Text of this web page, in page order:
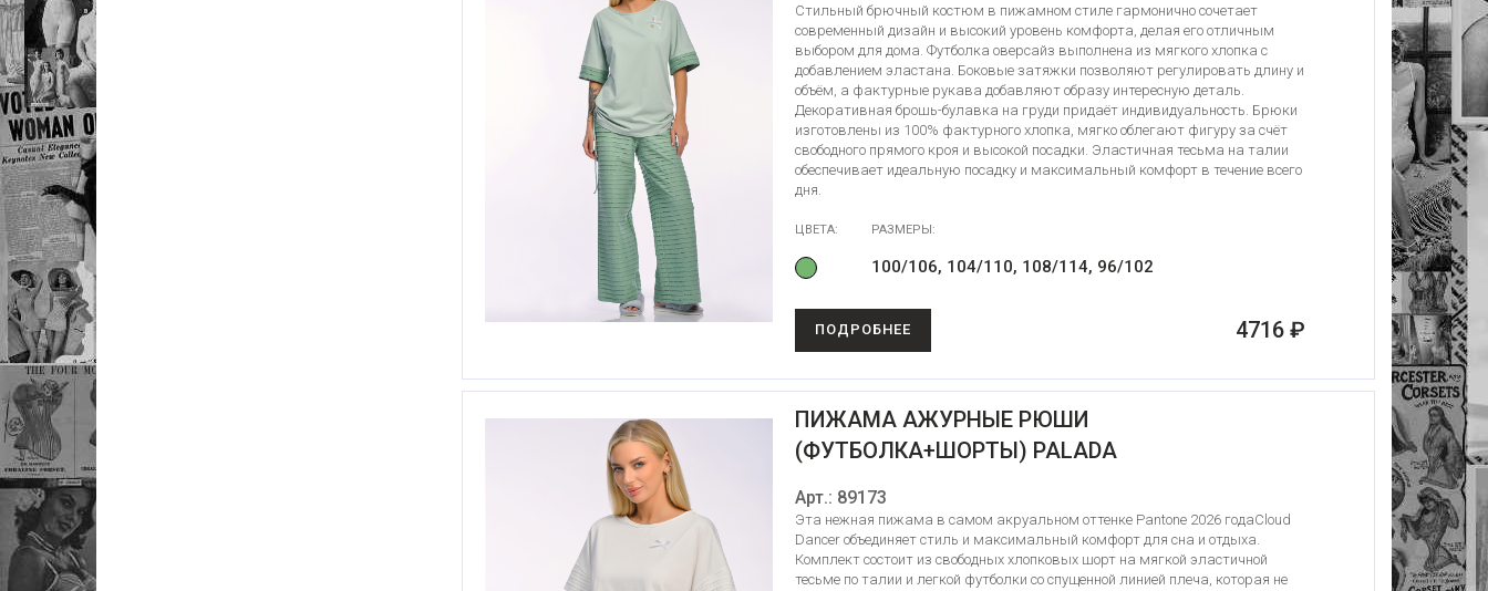
Стильный брючный костюм в пижамном стиле гармонично сочетает
современный дизайн и высокий уровень комфорта, делая его отличным
выбором для дома. Футболка оверсайз выполнена из мягкого хлопка с
добавлением эластана. Боковые затяжки позволяют регулировать длину и
объём, а фактурные рукава добавляют образу интересную деталь.
Декоративная брошь-булавка на груди придаёт индивидуальность. Брюки
изготовлены из 100% фактурного хлопка, мягко облегают фигуру за счёт
свободного прямого кроя и высокой посадки. Эластичная тесьма на талии
обеспечивает идеальную посадку и максимальный комфорт в течение всего
дня.
ЦВЕТА: РАЗМЕРЫ:
100/106, 104/110, 108/114, 96/102
ПОДРОБНЕЕ 4716 ₽
ПИЖАМА АЖУРНЫЕ РЮШИ
(ФУТБОЛКА+ШОРТЫ) PALADA
Арт.: 89173
Эта нежная пижама в самом акруальном оттенке Pantone 2026 годаCloud
Dancer объединяет стиль и максимальный комфорт для сна и отдыха.
Комплект состоит из свободных хлопковых шорт на мягкой эластичной
тесьме по талии и легкой футболки со спущенной линией плеча, которая не